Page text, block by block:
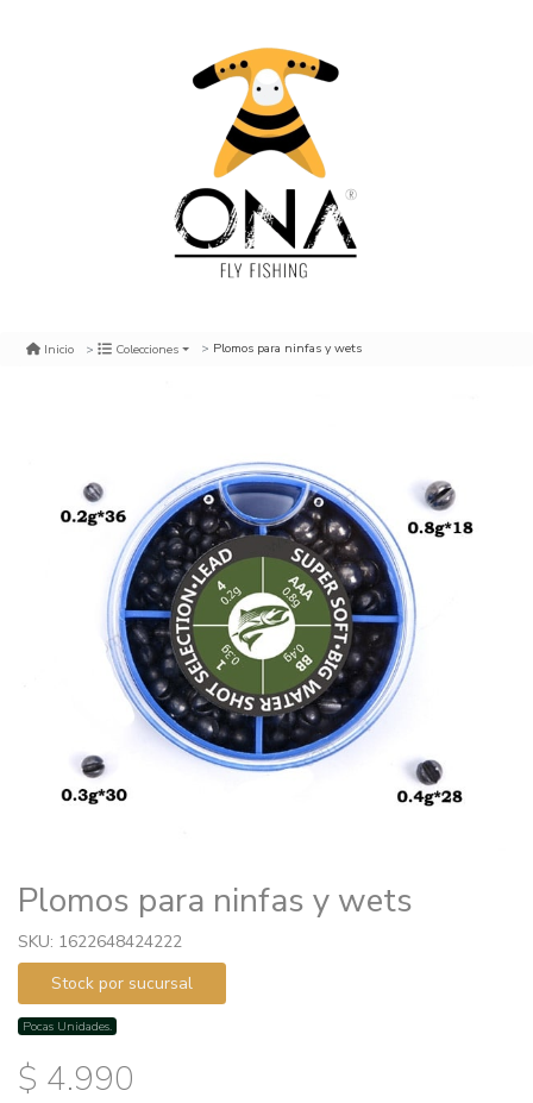
Inicio Colecciones Plomos para ninfas y wets
Plomos para ninfas y wets
SKU: 1622648424222
Stock por sucursal
Pocas Unidades.
$ 4.990